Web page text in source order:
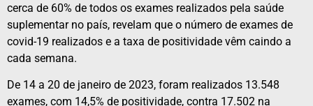
cerca de 60% de todos os exames realizados pela saúde
suplementar no país, revelam que o número de exames de
covid-19 realizados e a taxa de positividade vêm caindo a
cada semana.
De 14 a 20 de janeiro de 2023, foram realizados 13.548
exames, com 14,5% de positividade, contra 17.502 na